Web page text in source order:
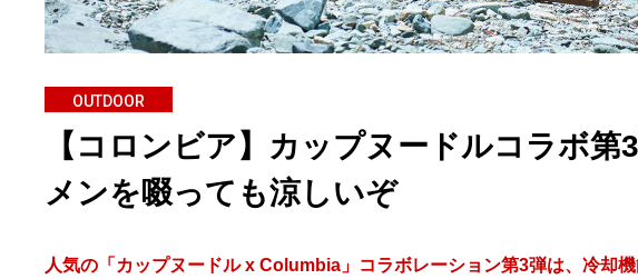
OUTDOOR
【コロンビア】カップヌードルコラボ第
メンを啜っても涼しいぞ
人気の「カップヌードル x Columbia」コラボレーション第3弾は、冷却